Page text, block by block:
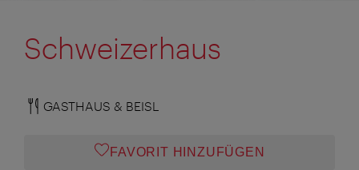
Schweizerhaus
GASTHAUS & BEISL
FAVORIT HINZUFÜGEN